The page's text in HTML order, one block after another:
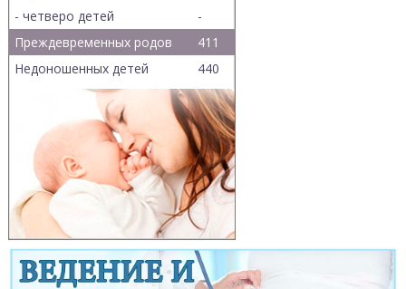
- четверо детей
-
Преждевременных родов
411
Недоношенных детей
440